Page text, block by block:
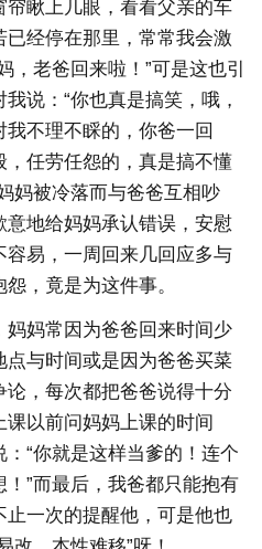
瞅上几眼，看看父亲的车
经停在那里，常常我会激
，老爸回来啦！”可是这也引
说：“你也真是搞笑，哦，
不理不睬的，你爸一回
任劳任怨的，真是搞不懂
妈被冷落而与爸爸互相吵
地给妈妈承认错误，安慰
易，一周回来几回应多与
，竟是为这件事。
妈妈常因为爸爸回来时间少
与时间或是因为爸爸买菜
，每次都把爸爸说得十分
以前问妈妈上课的时间
“你就是这样当爹的！连个
”而最后，我爸都只能抱有
一次的提醒他，可是他也